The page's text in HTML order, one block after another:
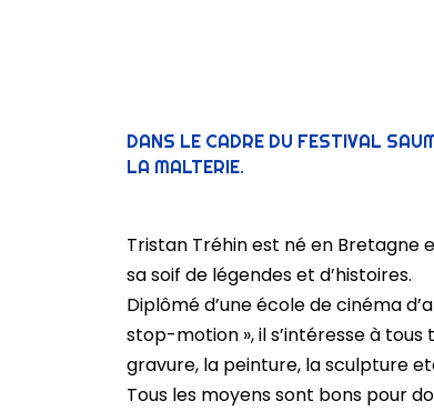
DANS LE CADRE DU FESTIVAL
LA MALTERIE.
Tristan Tréhin est né en
sa soif de légendes et d’histoires.
Diplômé d’une école de cinéma
stop-motion », il s’intéresse à
gravure, la peinture, la sculpture
Tous les moyens sont bons pour